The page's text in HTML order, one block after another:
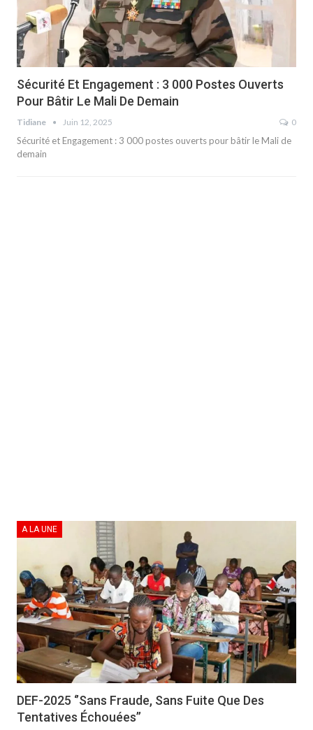
Sécurité Et Engagement : 3 000 Postes Ouverts
Pour Bâtir Le Mali De Demain
Tidiane Juin 12, 2025 0
Sécurité et Engagement : 3 000 postes ouverts pour bâtir le Mali de
demain
A LA UNE
DEF-2025 ‘’Sans Fraude, Sans Fuite Que Des
Tentatives Échouées’’